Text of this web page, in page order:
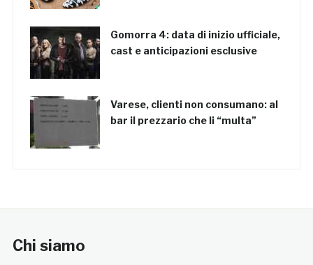
Gomorra 4: data di inizio ufficiale,
cast e anticipazioni esclusive
Varese, clienti non consumano: al
bar il prezzario che li “multa”
Chi siamo